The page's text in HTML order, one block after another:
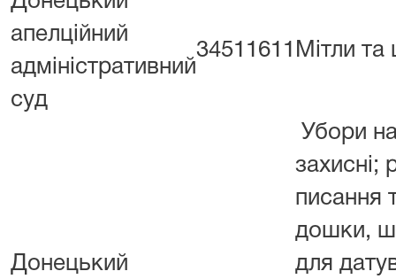
апелційний
адміністративний
суд
34511611 Мітли та
Донецький
Убори
захисні;
писання
дошки,
для